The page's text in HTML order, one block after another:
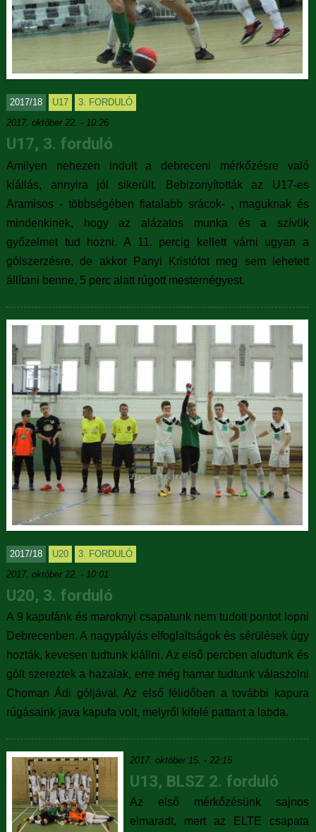
2017/18 U17
3. FORDULÓ
2017. október 22. - 10:26
U17, 3. forduló
Amilyen nehezen indult a debreceni mérkőzésre való
kiállás, annyira jól sikerült. Bebizonyították az U17-es
Aramisos - többségében fiatalabb srácok- , maguknak és
mindenkinek, hogy az alázatos munka és a szívük
győzelmet tud hozni. A 11. percig kellett várni ugyan a
gólszerzésre, de akkor Panyi Kristófot meg sem lehetett
állítani benne, 5 perc alatt rúgott mesternégyest.
2017/18 U20
3. FORDULÓ
2017. október 22. - 10:01
U20, 3. forduló
A 9 kapufánk és maroknyi csapatunk nem tudott pontot lopni
Debrecenben. A nagypályás elfoglaltságok és sérülések úgy
hozták, kevesen tudtunk kiállni. Az első percben aludtunk és
gólt szereztek a hazaiak, erre még hamar tudtunk válaszolni
Choman Ádi góljával. Az első félidőben a további kapura
rúgásaink java kapufa volt, melyről kifelé pattant a labda.
2017. október 15. - 22:15
U13, BLSZ 2. forduló
Az első mérkőzésünk sajnos
elmaradt, mert az ELTE csapata